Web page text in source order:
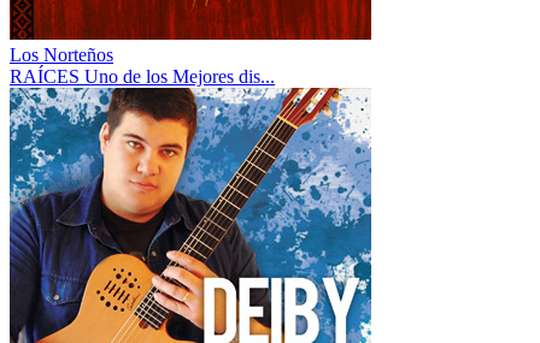
Los Norteños
RAÍCES Uno de los Mejores dis...